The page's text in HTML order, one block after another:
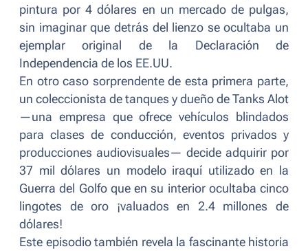
pintura por 4 dólares en un mercado de pulgas,
sin imaginar que detrás del lienzo se ocultaba un
ejemplar original de la Declaración de
Independencia de los EE.UU.
En otro caso sorprendente de esta primera parte,
un coleccionista de tanques y dueño de Tanks Alot
—una empresa que ofrece vehículos blindados
para clases de conducción, eventos privados y
producciones audiovisuales— decide adquirir por
37 mil dólares un modelo iraquí utilizado en la
Guerra del Golfo que en su interior ocultaba cinco
lingotes de oro ¡valuados en 2.4 millones de
dólares!
Este episodio también revela la fascinante historia